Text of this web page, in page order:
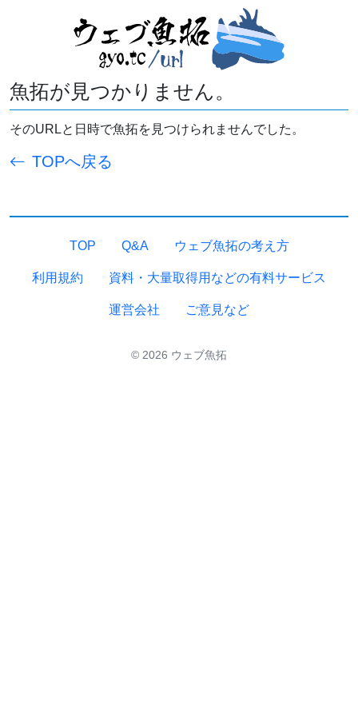
魚拓が見つかりません。
そのURLと日時で魚拓を見つけられませんでした。
TOPへ戻る
TOP Q&A ウェブ魚拓の考え方
利用規約 資料・大量取得用などの有料サービス
運営会社 ご意見など
© 2026 ウェブ魚拓